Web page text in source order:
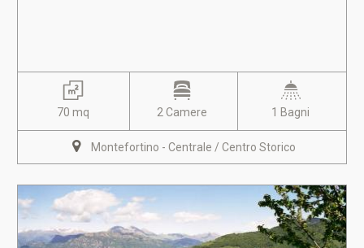
70 mq 2 Camere 1 Bagni
Montefortino - Centrale / Centro Storico